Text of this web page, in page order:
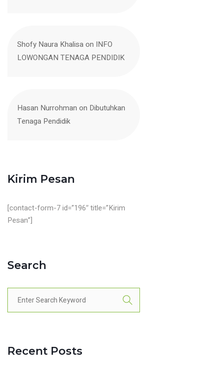
Shofy Naura Khalisaon INFO
LOWONGAN TENAGA PENDIDIK
Hasan Nurrohman on Dibutuhkan
Tenaga Pendidik
Kirim Pesan
[contact-form-7 id=”196″ title=”Kirim
Pesan”]
Search
Recent Posts